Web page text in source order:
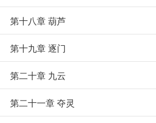
第十八章 葫芦
第十九章 逐门
第二十章 九云
第二十一章 夺灵